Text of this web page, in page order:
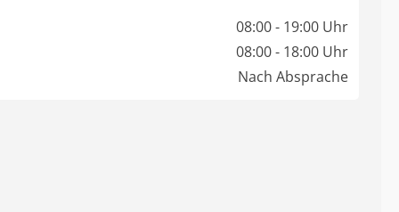
08:00 - 19:00 Uhr
08:00 - 18:00 Uhr
Nach Absprache